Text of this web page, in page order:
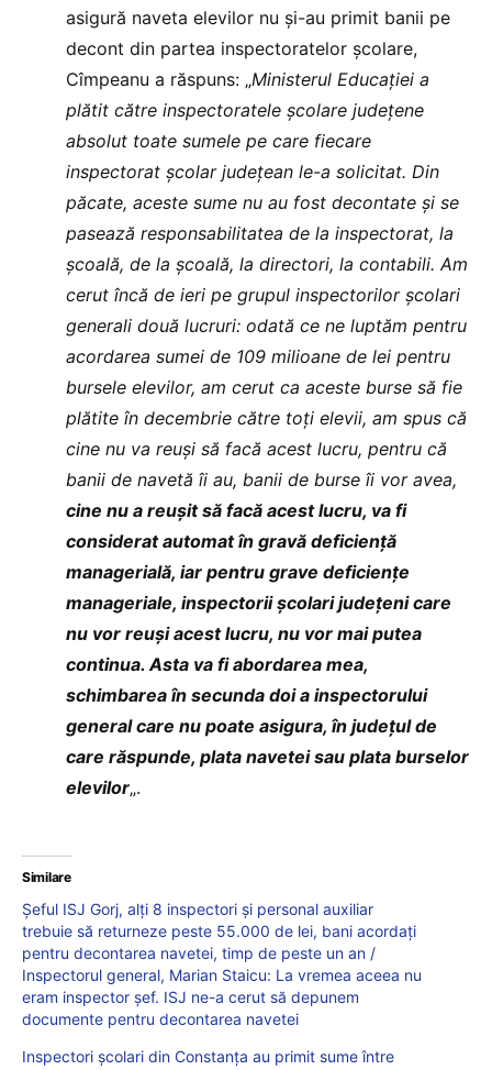
asigură naveta elevilor nu și-au primit banii pe
decont din partea inspectoratelor școlare,
Cîmpeanu a răspuns: „Ministerul Educației a
plătit către inspectoratele școlare județene
absolut toate sumele pe care fiecare
inspectorat școlar județean le-a solicitat. Din
păcate, aceste sume nu au fost decontate și se
pasează responsabilitatea de la inspectorat, la
școală, de la școală, la directori, la contabili. Am
cerut încă de ieri pe grupul inspectorilor școlari
generali două lucruri: odată ce ne luptăm pentru
acordarea sumei de 109 milioane de lei pentru
bursele elevilor, am cerut ca aceste burse să fie
plătite în decembrie către toți elevii, am spus că
cine nu va reuși să facă acest lucru, pentru că
banii de navetă îi au, banii de burse îi vor avea,
cine nu a reușit să facă acest lucru, va fi
considerat automat în gravă deficiență
managerială, iar pentru grave deficiențe
manageriale, inspectorii școlari județeni care
nu vor reuși acest lucru, nu vor mai putea
continua. Asta va fi abordarea mea,
schimbarea în secunda doi a inspectorului
general care nu poate asigura, în județul de
care răspunde, plata navetei sau plata burselor
elevilor„.
Similare
Șeful ISJ Gorj, alți 8 inspectori și personal auxiliar
trebuie să returneze peste 55.000 de lei, bani acordați
pentru decontarea navetei, timp de peste un an /
Inspectorul general, Marian Staicu: La vremea aceea nu
eram inspector șef. ISJ ne-a cerut să depunem
documente pentru decontarea navetei
Inspectori școlari din Constanța au primit sume între